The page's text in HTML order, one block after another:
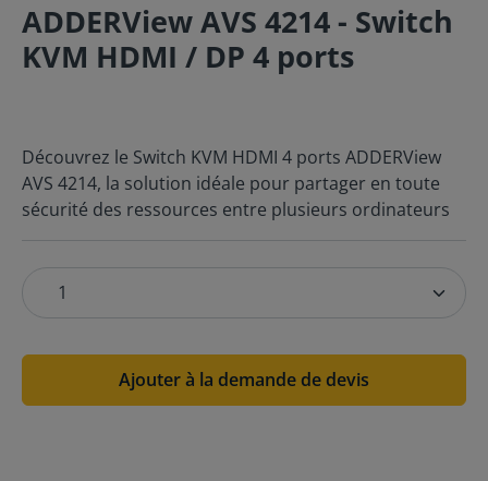
ADDERView AVS 4214 - Switch
KVM HDMI / DP 4 ports
Découvrez le Switch KVM HDMI 4 ports ADDERView
AVS 4214, la solution idéale pour partager en toute
sécurité des ressources entre plusieurs ordinateurs
Ajouter à la demande de devis